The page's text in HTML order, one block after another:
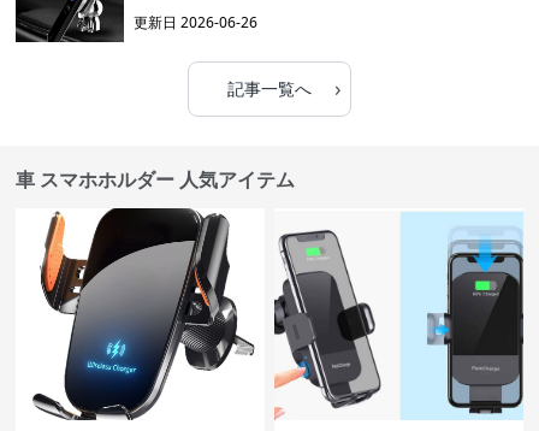
更新日2026-06-26
記事一覧へ ›
車 スマホホルダー 人気アイテム